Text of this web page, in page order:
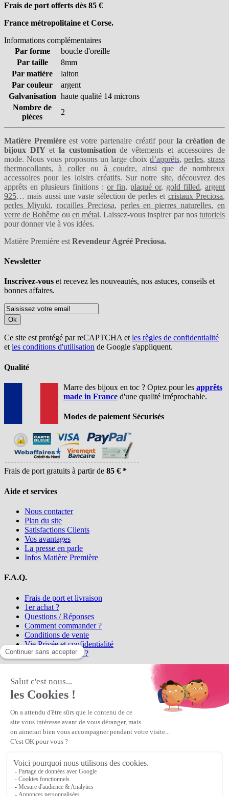
Frais de port offerts dès 85 €
France métropolitaine et Corse.
Informations complémentaires
Par forme
boucle d'oreille
Par taille
8mm
Par matière
laiton
Par couleur
argent
Galvanisation haute qualité 14 microns
Nombre de
pièces
2
Matière Première est votre partenaire créatif pourla création de
bijoux DIY etla customisation de vêtements et accessoires de
mode. Nous vous proposons un large choix d’apprêts, perles, strass
thermocollants,à collerouà coudre, ainsi que de nombreux
accessoires pour les loisirs créatifs. Sur notre site, découvrez des
apprêts en plusieurs finitions : or fin, plaqué or, gold filled, argent
925… mais aussi une vaste sélection de perles et cristaux Preciosa,
perles Miyuki, rocailles Preciosa, perles en pierres naturelles, en
verre de Bohême ou en métal. Laissez-vous inspirer par nostutoriels
pour donner vie à vos idées.
Matière Première est Revendeur Agréé Preciosa.
Newsletter
Inscrivez-vous et recevez les nouveautés, nos astuces, conseils et
bonnes affaires.
Ok
Ce site est protégé par reCAPTCHA etles règles de confidentialité
etles conditions d'utilisation de Google s'appliquent.
Qualité
Marre des bijoux en toc ? Optez pour les apprêts
made in France d'une qualité irréprochable.
Modes de paiement Sécurisés
Frais de port gratuits à partir de 85 € *
Aide et services
Nous contacter
Plan du site
Satisfactions Clients
Vos avantages
La presse en parle
Infos Matière Première
F.A.Q.
Frais de port et livraison
1er achat ?
Questions / Réponses
Comment commander ?
Conditions de vente
Vie Privée et confidentialité
Qui sommes-nous ?
la référence en perles et bijoux
perles en ligne, telles que les perles
et cristaux et strass en cristal Preciosa, les perles Miyuki perles et
apprêts en Argent 925, Gold Filled, perles de rocaille Preciosa
Matière Première est un
Première